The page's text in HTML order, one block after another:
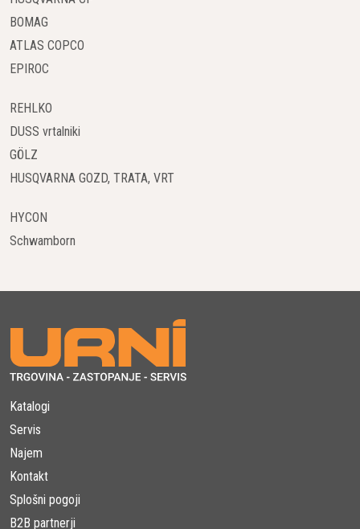
BOMAG
ATLAS COPCO
EPIROC
REHLKO
DUSS vrtalniki
GÖLZ
HUSQVARNA GOZD, TRATA, VRT
HYCON
Schwamborn
Katalogi
Servis
Najem
Kontakt
Splošni pogoji
B2B partnerji